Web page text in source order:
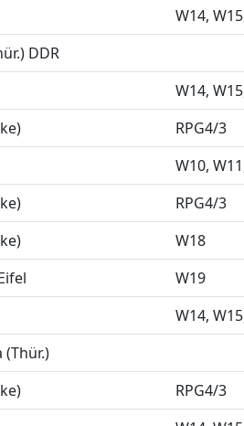
W14 W15
DDR
W14 W15
RPG4/3
W10 W11
RPG4/3
W18
W19
W14 W15
RPG4/3